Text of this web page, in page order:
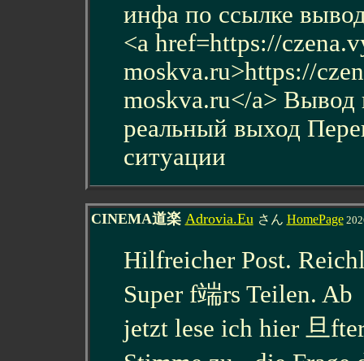
инфа по ссылке
<a href=https://
moskva.ru>https://
moskva.ru</a> Вывод
реальный выход
ситуации
CINEMA道楽 Adrovia.Eu さん HomePage
Hilfreicher Post.
Super f端rs Teilen. Ab
jetzt lese ich hier 旦